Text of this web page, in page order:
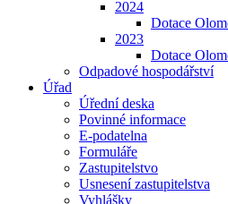
2024
Dotace
2023
Dotace
Odpadové hospodářství
Úřad
Úřední deska
Povinné informace
E-podatelna
Formuláře
Zastupitelstvo
Usnesení zastupitelstva
Vyhlášky